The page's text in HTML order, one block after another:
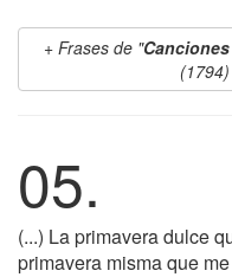
Frases de "
05.
(...) La primavera dulce
primavera misma que